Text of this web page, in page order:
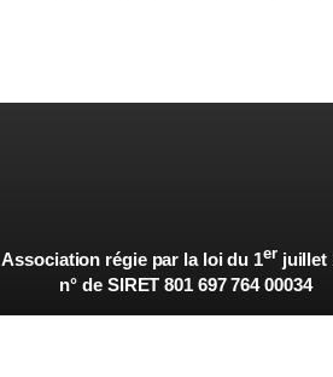
Association régie par la loi du 1erjuillet
n° de SIRET 801 697 764 00034